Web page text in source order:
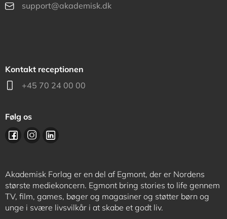
support@akademisk.dk
Kontakt receptionen
+45 70 24 00 00
Følg os
Akademisk Forlag er en del af Egmont, der er Nordens
største mediekoncern. Egmont bring stories to life gennem
TV, film, games, bøger og magasiner og støtter børn og
unge i svære livsvilkår i at skabe et godt liv.